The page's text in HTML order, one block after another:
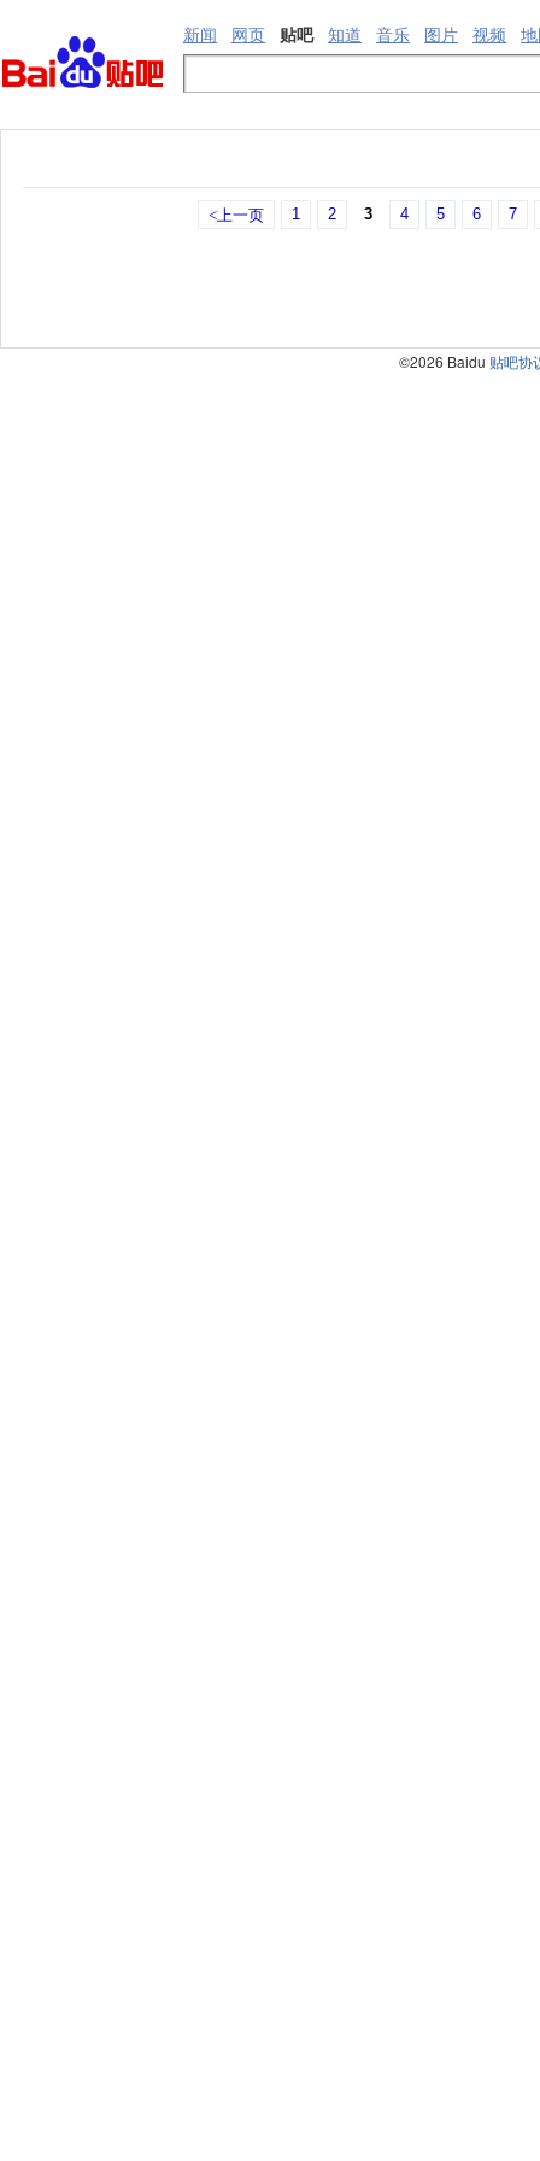
新闻 网页 贴吧 知道 音乐 图片 视频
<上一页 1 2 3 4 5 6 7
©2026 Baidu 贴吧协